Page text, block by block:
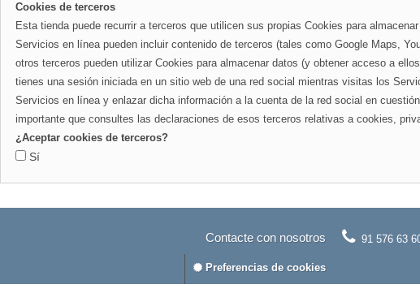
Cookies de terceros
Esta tienda puede recurrir a terceros que utilicen sus propias Cookies para
Servicios en línea pueden incluir contenido de terceros (tales como Google Maps,
otros terceros pueden utilizar Cookies para almacenar datos (y obtener acceso a
tienes una sesión iniciada en un sitio web de una red social mientras visitas los
Servicios en línea y enlazar dicha información a la cuenta de la red social en
importante que consultes las declaraciones de esos terceros relativas a cookies,
¿Aceptar cookies de terceros?
Sí
91 576 63
Contacte con nosotros
Preferencias de cookies